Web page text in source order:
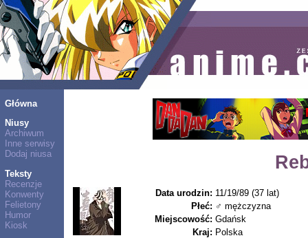
Główna
Niusy
Archiwum
Inne serwisy
Dodaj niusa
Teksty
Recenzje
Konwenty
Felietony
Humor
Kiosk
Data urodzin: 11/19/89 (37 lat)
Płeć: ♂ mężczyzna
Miejscowość: Gdańsk
Kraj: Polska